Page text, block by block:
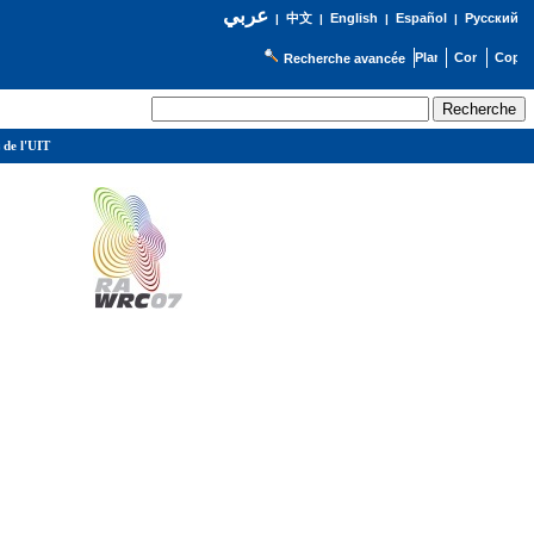
عربي| 中文| English | Español | Русский
Recherche avancée
de l'UIT